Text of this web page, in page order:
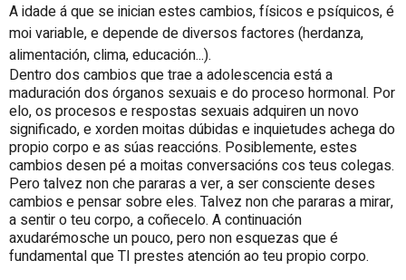
A idade á que se inician estes cambios, físicos e psíquicos, é
moi variable, e depende de diversos factores (herdanza,
alimentación, clima, educación...).
Dentro dos cambios que trae a adolescencia está a
maduración dos órganos sexuais e do proceso hormonal. Por
elo, os procesos e respostas sexuais adquiren un novo
significado, e xorden moitas dúbidas e inquietudes achega do
propio corpo e as súas reaccións. Posiblemente, estes
cambios desen pé a moitas conversacións cos teus colegas.
Pero talvez non che pararas a ver, a ser consciente deses
cambios e pensar sobre eles. Talvez non che pararas a mirar,
a sentir o teu corpo, a coñecelo. A continuación
axudarémosche un pouco, pero non esquezas que é
fundamental que TI prestes atención ao teu propio corpo.